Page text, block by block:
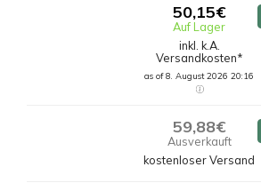
50,15€
Auf Lager
inkl. k.A.
Versandkosten*
as of 8. August 2026 20:16
59,88€
Ausverkauft
kostenloser Versand